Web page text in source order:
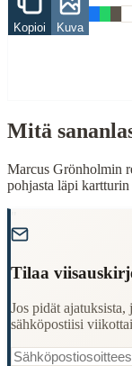
Related Topics
Understanding
Finding quotes
Cultural Context
Language:
Origin:
Finland
Kopioi Kuva
Mitä
Marcus Grönholmin
pohjasta läpi
Tilaa
Jos pidät ajatuksista,
sähköpostiisi